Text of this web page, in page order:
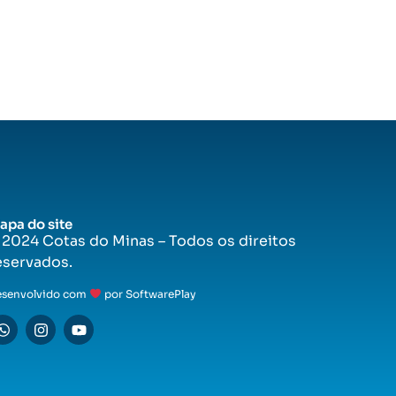
do site
Cotas do Minas – Todos os direitos
com por SoftwarePlay